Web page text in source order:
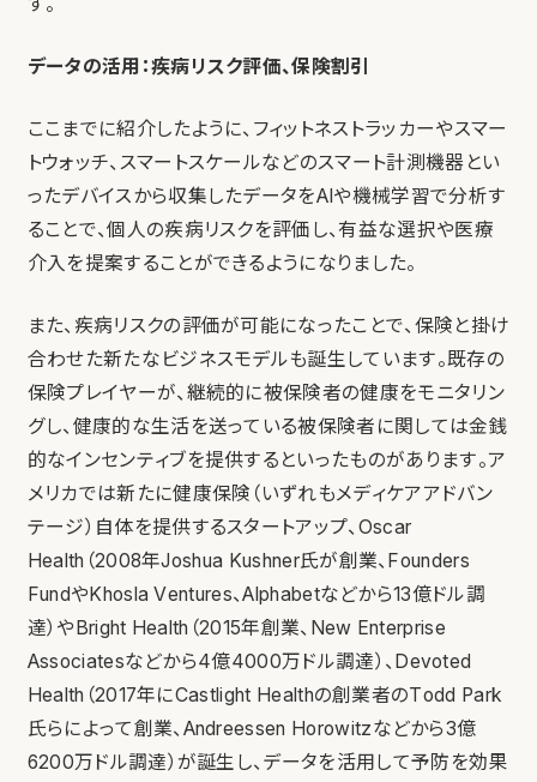
データの活用：疾病リスク評価、保険割引
ここまでに紹介したように、フィットネストラッカーやスマー
トウォッチ、スマートスケールなどのスマート計測機器とい
ったデバイスから収集したデータをAIや機械学習で分析す
ることで、個人の疾病リスクを評価し、有益な選択や医療
介入を提案することができるようになりました。
また、疾病リスクの評価が可能になったことで、保険と掛け
合わせた新たなビジネスモデルも誕生しています。既存の
保険プレイヤーが、継続的に被保険者の健康をモニタリン
グし、健康的な生活を送っている被保険者に関しては金銭
的なインセンティブを提供するといったものがあります。ア
メリカでは新たに健康保険（いずれもメディケアアドバン
テージ）自体を提供するスタートアップ、Oscar
Health（2008年Joshua Kushner氏が創業、Founders
FundやKhosla Ventures、Alphabetなどから13億ドル調
達）やBright Health（2015年創業、New Enterprise
Associatesなどから4億4000万ドル調達）、Devoted
Health（2017年にCastlight Healthの創業者のTodd Park
氏らによって創業、Andreessen Horowitzなどから3億
6200万ドル調達）が誕生し、データを活用して予防を効果